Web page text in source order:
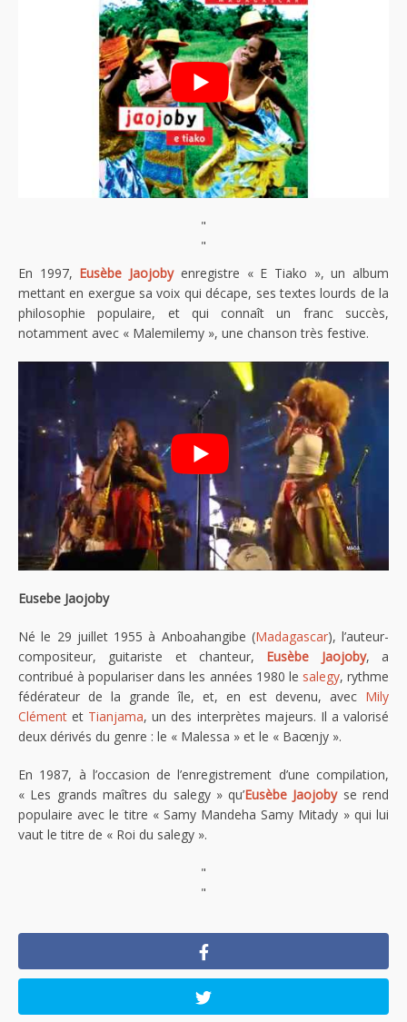
"
"
En 1997, Eusèbe Jaojobyenregistre « E Tiako », un album
mettant en exergue sa voix qui décape, ses textes lourds de la
philosophie populaire, et qui connaît un franc succès,
notamment avec « Malemilemy », une chanson très festive.
Eusebe Jaojoby
Né le 29 juillet 1955 à Anboahangibe (Madagascar), l’auteur-
compositeur, guitariste et chanteur, Eusèbe Jaojoby, a
contribué à populariser dans les années 1980 le salegy, rythme
fédérateur de la grande île, et, en est devenu, avec Mily
Clément et Tianjama, un des interprètes majeurs. Il a valorisé
deux dérivés du genre : le « Malessa » et le « Baœnjy ».
En 1987, à l’occasion de l’enregistrement d’une compilation,
« Les grands maîtres du salegy » qu’Eusèbe Jaojobyse rend
populaire avec le titre « Samy Mandeha Samy Mitady » qui lui
vaut le titre de « Roi du salegy ».
"
"